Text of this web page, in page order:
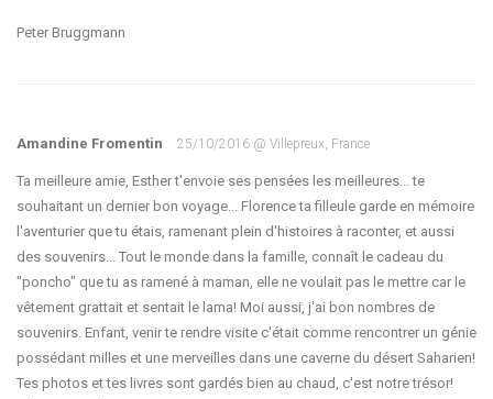
Amandine Fromentin 25/10/2016 @ Villepreux, France
Ta meilleure amie, Esther t'envoie ses pensées les meilleures... te
souhaitant un dernier bon voyage... Florence ta filleule garde en mémoire
l'aventurier que tu étais, ramenant plein d'histoires à raconter, et aussi
des souvenirs... Tout le monde dans la famille, connaît le cadeau du
"poncho" que tu as ramené à maman, elle ne voulait pas le mettre car le
vêtement grattait et sentait le lama! Moi aussi, j'ai bon nombres de
souvenirs. Enfant, venir te rendre visite c'était comme rencontrer un génie
possédant milles et une merveilles dans une caverne du désert Saharien!
Tes photos et tes livres sont gardés bien au chaud, c'est notre trésor!